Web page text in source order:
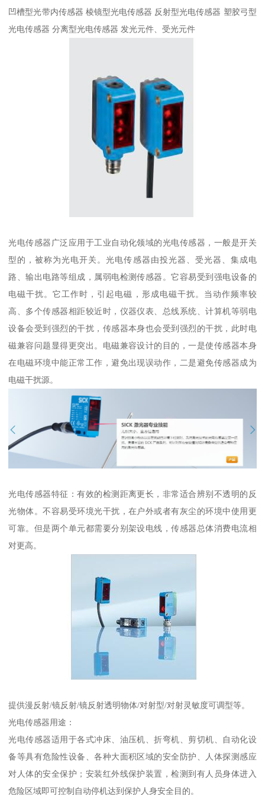
凹槽型光带内传感器 棱镜型光电传感器 反射型光电传感器 塑胶弓型
光电传感器 分离型光电传感器 发光元件、受光元件
光电传感器广泛应用于工业自动化领域的光电传感器，一般是开关
型的，被称为光电开关。光电传感器由投光器、受光器、集成电
路、输出电路等组成，属弱电检测传感器。它容易受到强电设备的
电磁干扰。它工作时，引起电磁，形成电磁干扰。当动作频率较
高、多个传感器相距较近时，仪器仪表、总线系统、计算机等弱电
设备会受到强烈的干扰，传感器本身也会受到强烈的干扰，此时电
磁兼容问题显得更突出。电磁兼容设计的目的，一是使传感器本身
在电磁环境中能正常工作，避免出现误动作，二是避免传感器成为
电磁干扰源。
光电传感器特征：有效的检测距离更长，非常适合辨别不透明的反
光物体。不容易受环境光干扰，在户外或者有灰尘的环境中使用更
可靠。但是两个单元都需要分别架设电线，传感器总体消费电流相
对更高。
提供漫反射/镜反射/镜反射透明物体/对射型/对射灵敏度可调型等。
光电传感器用途：
光电传感器适用于各式冲床、油压机、折弯机、剪切机、自动化设
备等具有危险性设备、各种大面积区域的安全防护、人体探测感应
对人体的安全保护；安装红外线保护装置，检测到有人员身体进入
危险区域即可控制自动停机达到保护人身安全目的。